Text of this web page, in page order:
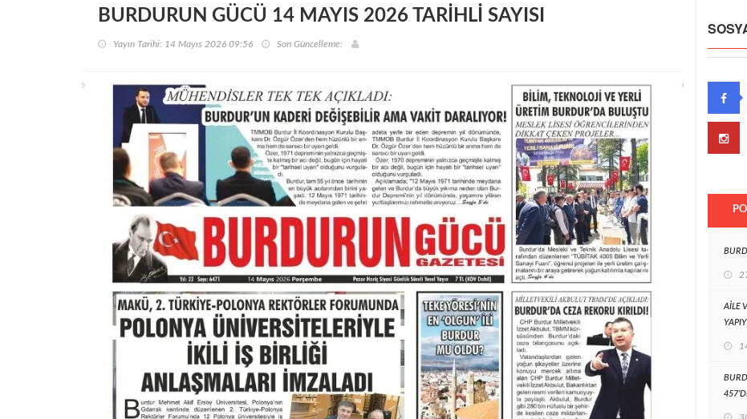
BURDURUN GÜCÜ 14 MAYIS 2026 TARİHLİ SAYISI
Yayın Tarihi: 14 Mayıs 2026 09:56 Son Güncelleme:
AİLE